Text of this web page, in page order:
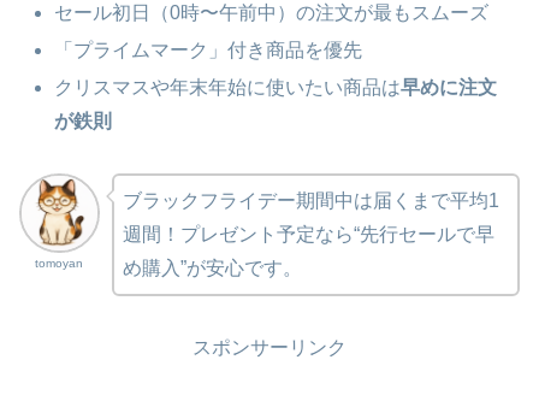
セール初日（0時〜午前中）の注文が最もスムーズ
「プライムマーク」付き商品を優先
クリスマスや年末年始に使いたい商品は早めに注文
が鉄則
tomoyan
ブラックフライデー期間中は届くまで平均1
週間！プレゼント予定なら“先行セールで早
め購入”が安心です。
スポンサーリンク